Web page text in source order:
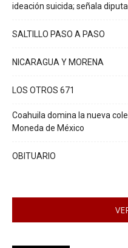
ideación suicida; señala
SALTILLO PASO A PASO
NICARAGUA Y MORENA
LOS OTROS 671
Coahuila domina la nueva
Moneda de México
OBITUARIO